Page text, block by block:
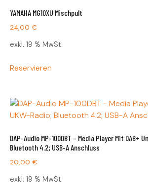
YAMAHA MG10XU Mischpult
24,00 €
exkl. 19 % MwSt.
Reservieren
DAP-Audio MP-100DBT – Media Player Mit DAB+
Bluetooth 4.2; USB-A Anschluss
20,00 €
exkl. 19 % MwSt.